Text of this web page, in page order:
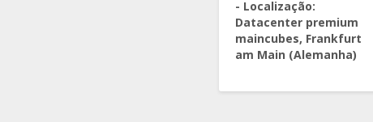
- Localização:
Datacenter premium
maincubes, Frankfurt
am Main (Alemanha)